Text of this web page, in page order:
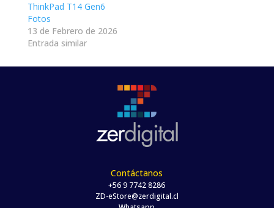
ThinkPad T14 Gen6
Fotos
13 de Febrero de 2026
Entrada similar
Contáctanos
+56 9 7742 8286
ZD-eStore@zerdigital.cl